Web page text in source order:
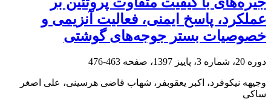
عملکرد، پاسخ ایمنی، فعالیت آنزیمی و
خصوصیات بستر جوجه‌های گوشتی
دوره 20، شماره 3، پاییز 1397، صفحه 463-476
وجیهه نیکوفرد، اکبر یعقوبفر، شهاب قاضی هرسینی، علی اصغر
ساکی